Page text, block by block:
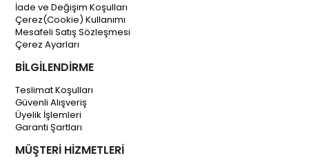
İade ve Değişim Koşulları
Çerez(Cookie) Kullanımı
Mesafeli Satış Sözleşmesi
Çerez Ayarları
BİLGİLENDİRME
Teslimat Koşulları
Güvenli Alışveriş
Üyelik İşlemleri
Garanti Şartları
MÜŞTERİ HİZMETLERİ